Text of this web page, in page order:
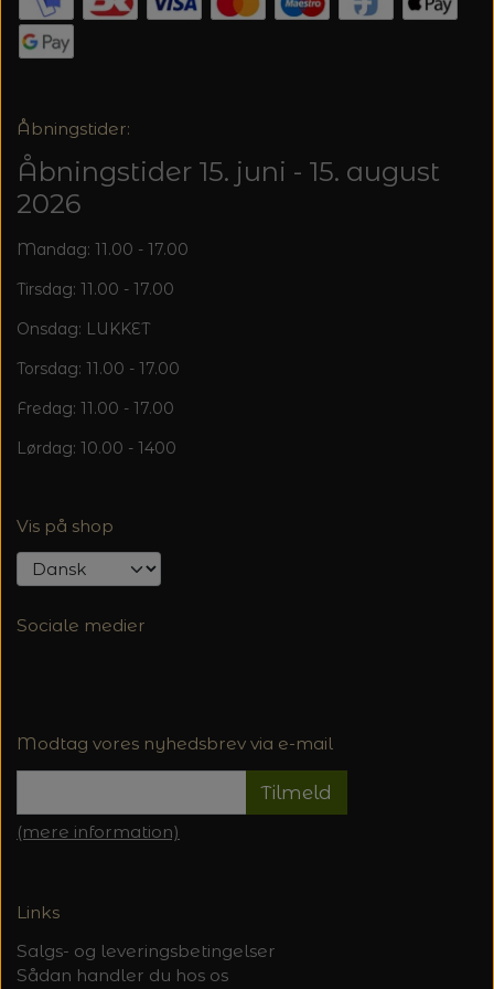
Åbningstider:
Åbningstider 15. juni - 15. august
2026
Mandag: 11.00 - 17.00
Tirsdag: 11.00 - 17.00
Onsdag: LUKKET
Torsdag: 11.00 - 17.00
Fredag: 11.00 - 17.00
Lørdag: 10.00 - 1400
Vis på shop
Sociale medier
Modtag vores nyhedsbrev via e-mail
Tilmeld
(mere information)
Links
Salgs- og leveringsbetingelser
Sådan handler du hos os